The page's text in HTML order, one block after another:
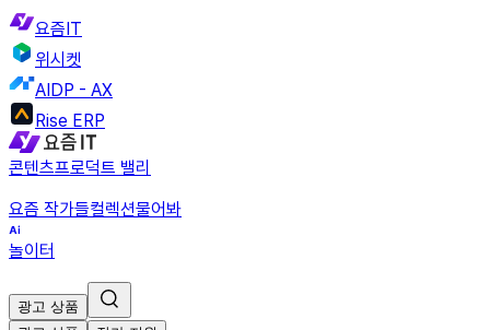
요즘IT
위시켓
AIDP - AX
Rise ERP
콘텐츠프로덕트 밸리
요즘 작가들컬렉션물어봐
놀이터
광고 상품